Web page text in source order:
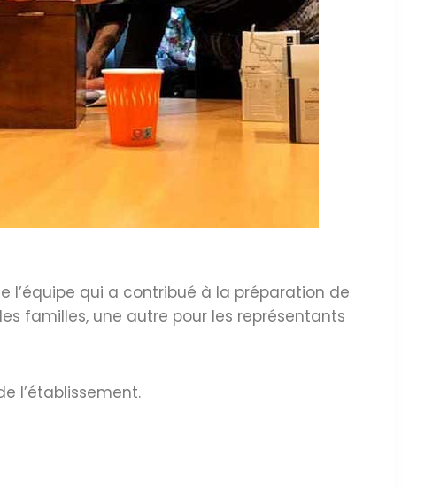
l’équipe qui a contribué à la préparation de
familles, une autre pour les représentants
l’établissement.